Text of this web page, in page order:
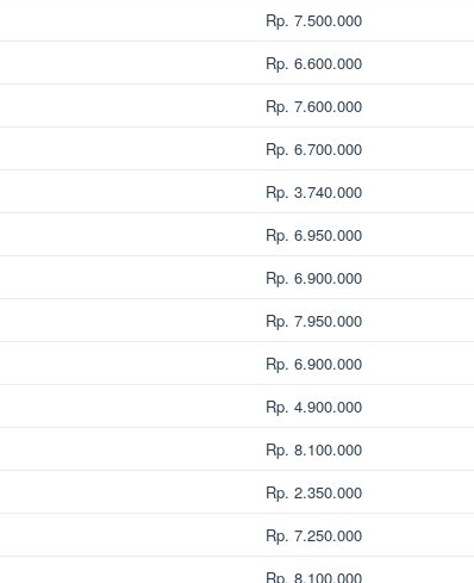
Rp. 7.500.000
Rp. 6.600.000
Rp. 7.600.000
Rp. 6.700.000
Rp. 3.740.000
Rp. 6.950.000
Rp. 6.900.000
Rp. 7.950.000
Rp. 6.900.000
Rp. 4.900.000
Rp. 8.100.000
Rp. 2.350.000
Rp. 7.250.000
Rp. 8.100.000